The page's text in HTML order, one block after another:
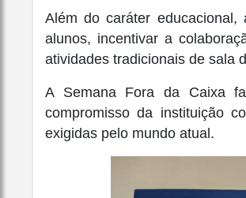
Além do caráter
alunos, incentivar a
atividades tradicionais de sala
A Semana Fora da Caixa
compromisso da instituição
exigidas pelo mundo atual.